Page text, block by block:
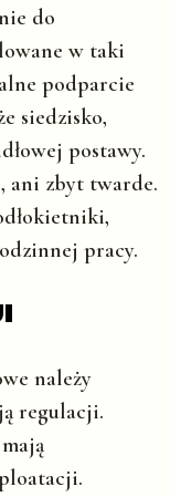
do
w taki
podparcie
siedzisko,
postawy.
ani zbyt twarde.
pracy.
należy
regulacji.